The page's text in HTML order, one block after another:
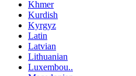
Khmer
Kurdish
Kyrgyz
Latin
Latvian
Lithuanian
Luxembou..